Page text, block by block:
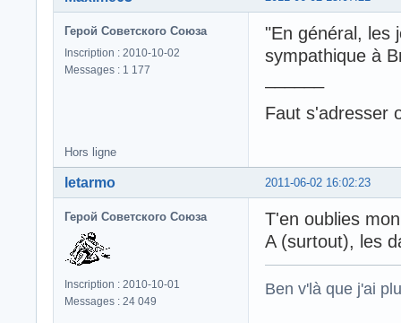
Герой Советского Союза
Inscription : 2010-10-02
Messages : 1 177
"En général, les
sympathique à
Faut s'adresser
Hors ligne
2011-06-02 16:02:23
letarmo
Герой Советского Союза
Inscription : 2010-10-01
Messages : 24 049
T'en oublies
A (surtout), les
Ben v'là que j'ai